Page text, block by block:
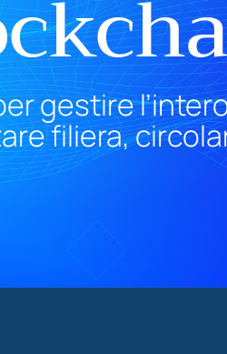
gestire
filiera,